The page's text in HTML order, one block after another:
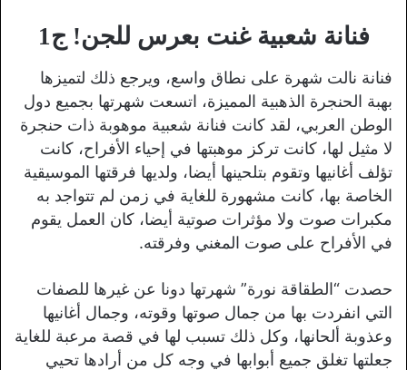
فنانة شعبية غنت بعرس للجن! ج1
فنانة نالت شهرة على نطاق واسع، ويرجع ذلك لتميزها
بهبة الحنجرة الذهبية المميزة، اتسعت شهرتها بجميع دول
الوطن العربي، لقد كانت فنانة شعبية موهوبة ذات حنجرة
لا مثيل لها، كانت تركز موهبتها في إحياء الأفراح، كانت
تؤلف أغانيها وتقوم بتلحينها أيضا، ولديها فرقتها الموسيقية
الخاصة بها، كانت مشهورة للغاية في زمن لم تتواجد به
مكبرات صوت ولا مؤثرات صوتية أيضا، كان العمل يقوم
في الأفراح على صوت المغني وفرقته.
حصدت “الطقاقة نورة” شهرتها دونا عن غيرها للصفات
التي انفردت بها من جمال صوتها وقوته، وجمال أغانيها
وعذوبة ألحانها، وكل ذلك تسبب لها في قصة مرعبة للغاية
جعلتها تغلق جميع أبوابها في وجه كل من أرادها تحيي